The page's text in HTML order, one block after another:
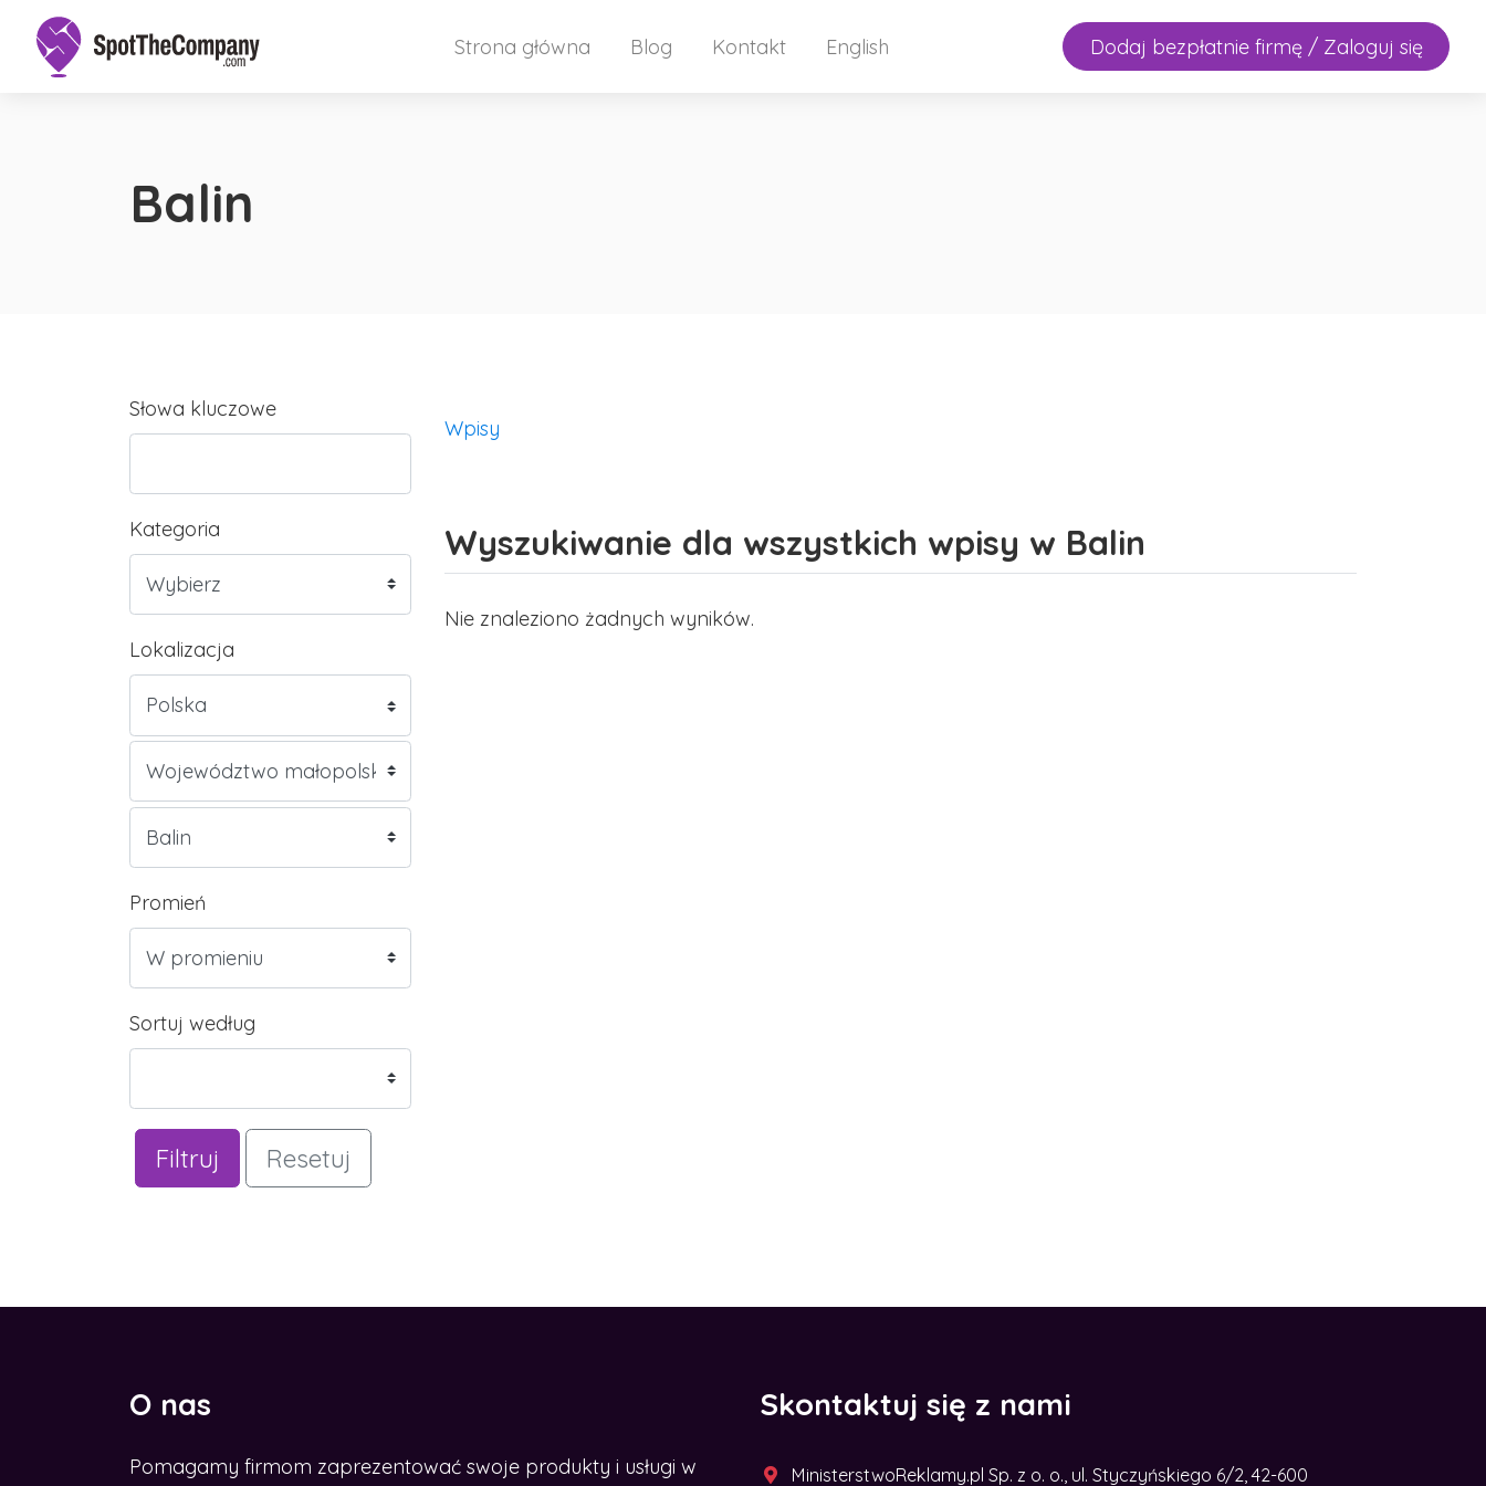
Strona główna Blog Kontakt English Dodaj bezpłatnie firmę / Zaloguj się
Balin
Słowa kluczowe
Kategoria
Lokalizacja
Promień
Sortuj według
Filtruj Resetuj
Wpisy
Wyszukiwanie dla wszystkich wpisy w Balin
Nie znaleziono żadnych wyników.
O nas
Pomagamy firmom zaprezentować swoje produkty i usługi w
Skontaktuj się z nami
MinisterstwoReklamy.pl Sp. z o. o., ul. Styczyńskiego 6/2, 42-600